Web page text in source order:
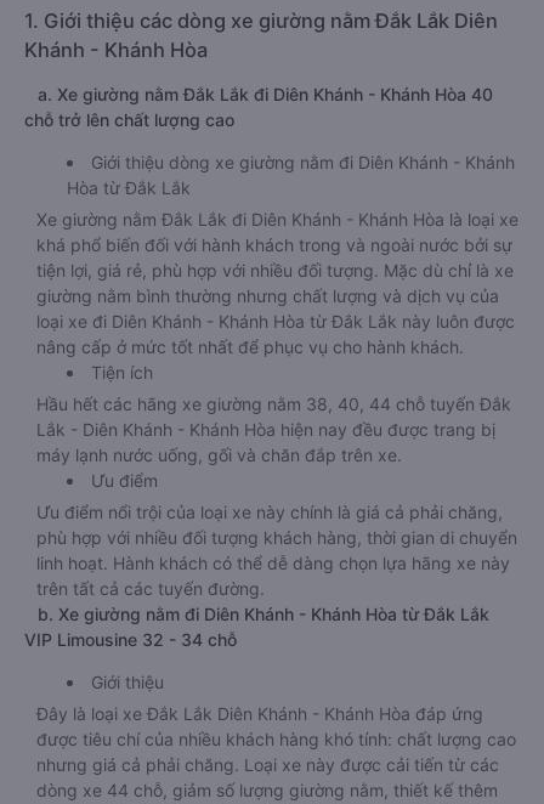
1. Giới thiệu các dòng xe giường nằm Đắk Lắk Diên
Khánh - Khánh Hòa
a. Xe giường nằm Đắk Lắk đi Diên Khánh - Khánh Hòa 40
chỗ trở lên chất lượng cao
Giới thiệu dòng xe giường nằm đi Diên Khánh - Khánh
Hòa từ Đắk Lắk
Xe giường nằm Đắk Lắk đi Diên Khánh - Khánh Hòa là loại xe
khá phổ biến đối với hành khách trong và ngoài nước bởi sự
tiện lợi, giá rẻ, phù hợp với nhiều đối tượng. Mặc dù chỉ là xe
giường nằm bình thường nhưng chất lượng và dịch vụ của
loại xe đi Diên Khánh - Khánh Hòa từ Đắk Lắk này luôn được
nâng cấp ở mức tốt nhất để phục vụ cho hành khách.
Tiện ích
Hầu hết các hãng xe giường nằm 38, 40, 44 chỗ tuyến Đắk
Lắk - Diên Khánh - Khánh Hòa hiện nay đều được trang bị
máy lạnh nước uống, gối và chăn đắp trên xe.
Ưu điểm
Ưu điểm nổi trội của loại xe này chính là giá cả phải chăng,
phù hợp với nhiều đối tượng khách hàng, thời gian di chuyển
linh hoạt. Hành khách có thể dễ dàng chọn lựa hãng xe này
trên tất cả các tuyến đường.
b. Xe giường nằm đi Diên Khánh - Khánh Hòa từ Đắk Lắk
VIP Limousine 32 - 34 chỗ
Giới thiệu
Đây là loại xe Đắk Lắk Diên Khánh - Khánh Hòa đáp ứng
được tiêu chí của nhiều khách hàng khó tính: chất lượng cao
nhưng giá cả phải chăng. Loại xe này được cải tiến từ các
dòng xe 44 chỗ, giảm số lượng giường nằm, thiết kế thêm